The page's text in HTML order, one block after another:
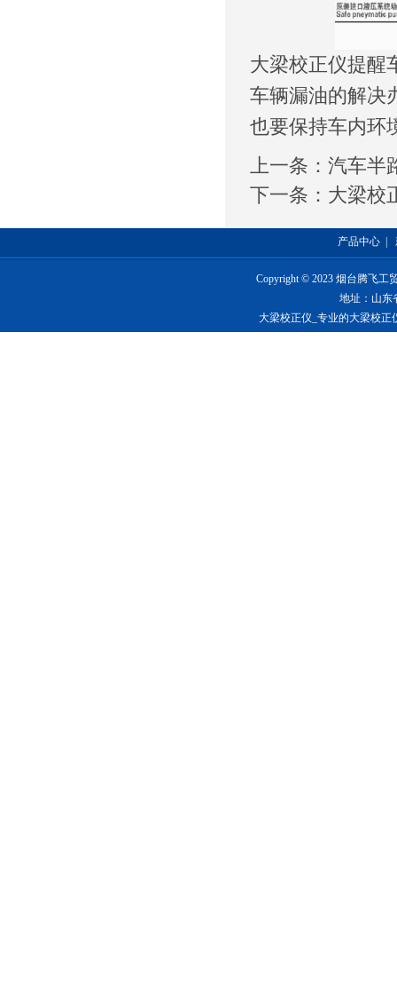
大梁校正仪提醒
车辆漏油的解决
也要保持车内环
上一条： 汽车半
下一条： 大梁校
产品中心
Copyright © 2023 烟台腾飞工
地址：山东
大梁校正仪_专业的大梁校